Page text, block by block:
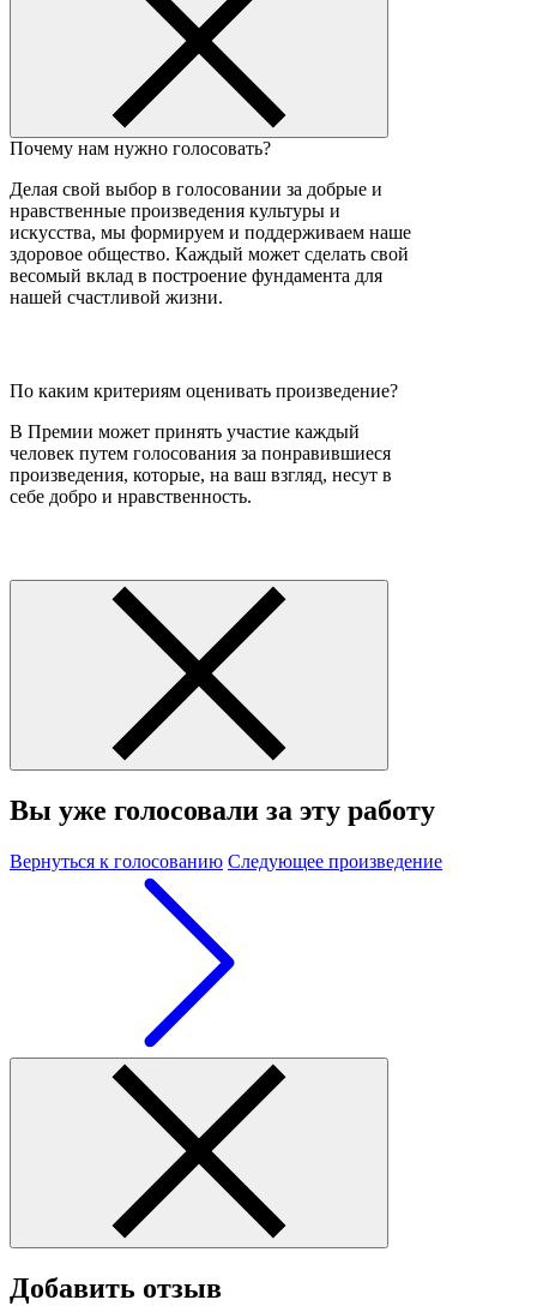
Почему нам нужно голосовать?
Делая свой выбор в голосовании за добрые и
нравственные произведения культуры и
искусства, мы формируем и поддерживаем наше
здоровое общество. Каждый может сделать свой
весомый вклад в построение фундамента для
нашей счастливой жизни.
По каким критериям оценивать произведение?
В Премии может принять участие каждый
человек путем голосования за понравившиеся
произведения, которые, на ваш взгляд, несут в
себе добро и нравственность.
Вы уже голосовали за эту работу
Вернуться к голосованию Следующее произведение
Добавить отзыв